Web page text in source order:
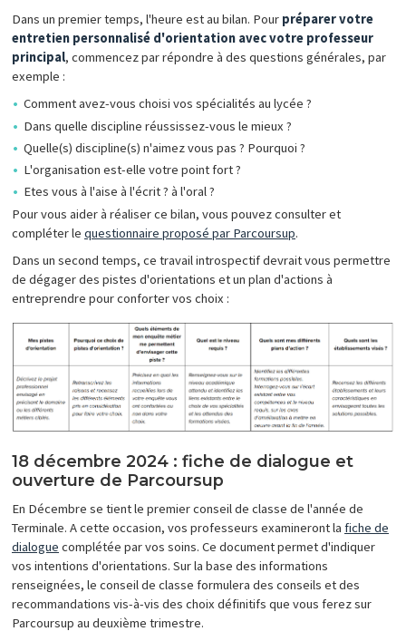
Dans un premier temps, l'heure est au bilan. Pour préparer votre
entretien personnalisé d'orientation avec votre professeur
principal, commencez par répondre à des questions générales, par
exemple :
Comment avez-vous choisi vos spécialités au lycée ?
Dans quelle discipline réussissez-vous le mieux ?
Quelle(s) discipline(s) n'aimez vous pas ? Pourquoi ?
L'organisation est-elle votre point fort ?
Etes vous à l'aise à l'écrit ? à l'oral ?
Pour vous aider à réaliser ce bilan, vous pouvez consulter et
compléter le questionnaire proposé par Parcoursup.
Dans un second temps, ce travail introspectif devrait vous permettre
de dégager des pistes d'orientations et un plan d'actions à
entreprendre pour conforter vos choix :
18 décembre 2024 : fiche de dialogue et
ouverture de Parcoursup
En Décembre se tient le premier conseil de classe de l'année de
Terminale. A cette occasion, vos professeurs examineront la fiche de
dialogue complétée par vos soins. Ce document permet d'indiquer
vos intentions d'orientations. Sur la base des informations
renseignées, le conseil de classe formulera des conseils et des
recommandations vis-à-vis des choix définitifs que vous ferez sur
Parcoursup au deuxième trimestre.